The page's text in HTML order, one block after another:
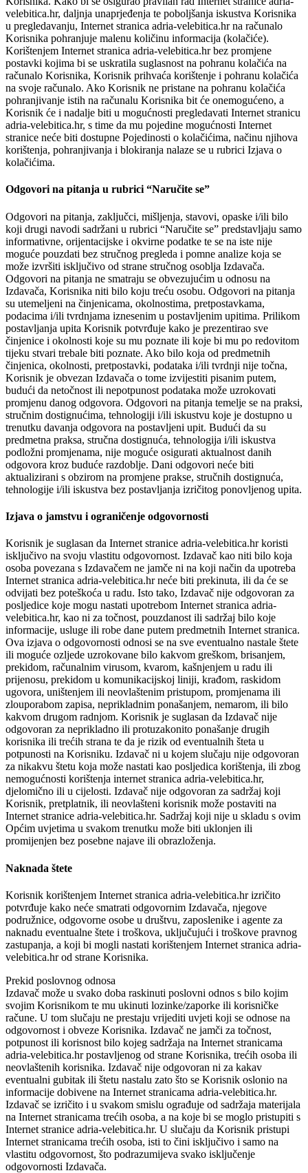
velebitica.hr, daljnja unaprjeđenja te poboljšanja iskustva Korisnika
u pregledavanju, Internet stranica adria-velebitica.hr na računalo
Korisnika pohranjuje malenu količinu informacija (kolačiće).
Korištenjem Internet stranica adria-velebitica.hr bez promjene
postavki kojima bi se uskratila suglasnost na pohranu kolačića na
računalo Korisnika, Korisnik prihvaća korištenje i pohranu kolačića
na svoje računalo. Ako Korisnik ne pristane na pohranu kolačića
pohranjivanje istih na računalu Korisnika bit će onemogućeno, a
Korisnik će i nadalje biti u mogućnosti pregledavati Internet stranicu
adria-velebitica.hr, s time da mu pojedine mogućnosti Internet
stranice neće biti dostupne Pojedinosti o kolačićima, načinu njihova
korištenja, pohranjivanja i blokiranja nalaze se u rubrici Izjava o
kolačićima.
Odgovori na pitanja u rubrici “Naručite se”
Odgovori na pitanja, zaključci, mišljenja, stavovi, opaske i/ili bilo
koji drugi navodi sadržani u rubrici “Naručite se” predstavljaju samo
informativne, orijentacijske i okvirne podatke te se na iste nije
moguće pouzdati bez stručnog pregleda i pomne analize koja se
može izvršiti isključivo od strane stručnog osoblja Izdavača.
Odgovori na pitanja ne smatraju se obvezujućim u odnosu na
Izdavača, Korisnika niti bilo koju treću osobu. Odgovori na pitanja
su utemeljeni na činjenicama, okolnostima, pretpostavkama,
podacima i/ili tvrdnjama iznesenim u postavljenim upitima. Prilikom
postavljanja upita Korisnik potvrđuje kako je prezentirao sve
činjenice i okolnosti koje su mu poznate ili koje bi mu po redovitom
tijeku stvari trebale biti poznate. Ako bilo koja od predmetnih
činjenica, okolnosti, pretpostavki, podataka i/ili tvrdnji nije točna,
Korisnik je obvezan Izdavača o tome izvijestiti pisanim putem,
budući da netočnost ili nepotpunost podataka može uzrokovati
promjenu danog odgovora. Odgovori na pitanja temelje se na praksi,
stručnim dostignućima, tehnologiji i/ili iskustvu koje je dostupno u
trenutku davanja odgovora na postavljeni upit. Budući da su
predmetna praksa, stručna dostignuća, tehnologija i/ili iskustva
podložni promjenama, nije moguće osigurati aktualnost danih
odgovora kroz buduće razdoblje. Dani odgovori neće biti
aktualizirani s obzirom na promjene prakse, stručnih dostignuća,
tehnologije i/ili iskustva bez postavljanja izričitog ponovljenog upita.
Izjava o jamstvu i ograničenje odgovornosti
Korisnik je suglasan da Internet stranice adria-velebitica.hr koristi
isključivo na svoju vlastitu odgovornost. Izdavač kao niti bilo koja
osoba povezana s Izdavačem ne jamče ni na koji način da upotreba
Internet stranica adria-velebitica.hr neće biti prekinuta, ili da će se
odvijati bez poteškoća u radu. Isto tako, Izdavač nije odgovoran za
posljedice koje mogu nastati upotrebom Internet stranica adria-
velebitica.hr, kao ni za točnost, pouzdanost ili sadržaj bilo koje
informacije, usluge ili robe dane putem predmetnih Internet stranica.
Ova izjava o odgovornosti odnosi se na sve eventualno nastale štete
ili moguće ozljede uzrokovane bilo kakvom greškom, brisanjem,
prekidom, računalnim virusom, kvarom, kašnjenjem u radu ili
prijenosu, prekidom u komunikacijskoj liniji, krađom, raskidom
ugovora, uništenjem ili neovlaštenim pristupom, promjenama ili
zlouporabom zapisa, neprikladnim ponašanjem, nemarom, ili bilo
kakvom drugom radnjom. Korisnik je suglasan da Izdavač nije
odgovoran za neprikladno ili protuzakonito ponašanje drugih
korisnika ili trećih strana te da je rizik od eventualnih šteta u
potpunosti na Korisniku. Izdavač ni u kojem slučaju nije odgovoran
za nikakvu štetu koja može nastati kao posljedica korištenja, ili zbog
nemogućnosti korištenja internet stranica adria-velebitica.hr,
djelomično ili u cijelosti. Izdavač nije odgovoran za sadržaj koji
Korisnik, pretplatnik, ili neovlašteni korisnik može postaviti na
Internet stranice adria-velebitica.hr. Sadržaj koji nije u skladu s ovim
Općim uvjetima u svakom trenutku može biti uklonjen ili
promijenjen bez posebne najave ili obrazloženja.
Naknada štete
Korisnik korištenjem Internet stranica adria-velebitica.hr izričito
potvrđuje kako neće smatrati odgovornim Izdavača, njegove
podružnice, odgovorne osobe u društvu, zaposlenike i agente za
naknadu eventualne štete i troškova, uključujući i troškove pravnog
zastupanja, a koji bi mogli nastati korištenjem Internet stranica adria-
velebitica.hr od strane Korisnika.
Prekid poslovnog odnosa
Izdavač može u svako doba raskinuti poslovni odnos s bilo kojim
svojim Korisnikom te mu ukinuti lozinke/zaporke ili korisničke
račune. U tom slučaju ne prestaju vrijediti uvjeti koji se odnose na
odgovornost i obveze Korisnika. Izdavač ne jamči za točnost,
potpunost ili korisnost bilo kojeg sadržaja na Internet stranicama
adria-velebitica.hr postavljenog od strane Korisnika, trećih osoba ili
neovlaštenih korisnika. Izdavač nije odgovoran ni za kakav
eventualni gubitak ili štetu nastalu zato što se Korisnik oslonio na
informacije dobivene na Internet stranicama adria-velebitica.hr.
Izdavač se izričito i u svakom smislu ograđuje od sadržaja materijala
na Internet stranicama trećih osoba, a na koje bi se moglo pristupiti s
Internet stranice adria-velebitica.hr. U slučaju da Korisnik pristupi
Internet stranicama trećih osoba, isti to čini isključivo i samo na
vlastitu odgovornost, što podrazumijeva svako isključenje
odgovornosti Izdavača.